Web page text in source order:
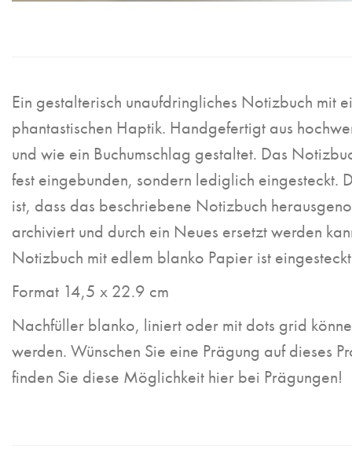
Ein gestalterisch unaufdringliches Notizbuch mit
phantastischen Haptik. Handgefertigt aus
und wie ein Buchumschlag gestaltet. Das
fest eingebunden, sondern lediglich eingesteckt.
ist, dass das beschriebene Notizbuch
archiviert und durch ein Neues ersetzt werden
Notizbuch mit edlem blanko Papier ist
Format 14,5 x 22.9 cm
Nachfüller blanko, liniert oder mit dots grid
werden. Wünschen Sie eine Prägung auf dieses
finden Sie diese Möglichkeit hier bei Prägungen!